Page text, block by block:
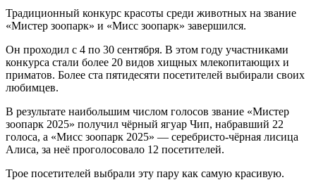
Традиционный конкурс красоты среди животных на звание
«Мистер зоопарк» и «Мисс зоопарк» завершился.
Он проходил с 4 по 30 сентября. В этом году участниками
конкурса стали более 20 видов хищных млекопитающих и
приматов. Более ста пятидесяти посетителей выбирали своих
любимцев.
В результате наибольшим числом голосов звание «Мистер
зоопарк 2025» получил чёрный ягуар Чип, набравший 22
голоса, а «Мисс зоопарк 2025» — серебристо-чёрная лисица
Алиса, за неё проголосовало 12 посетителей.
Трое посетителей выбрали эту пару как самую красивую.